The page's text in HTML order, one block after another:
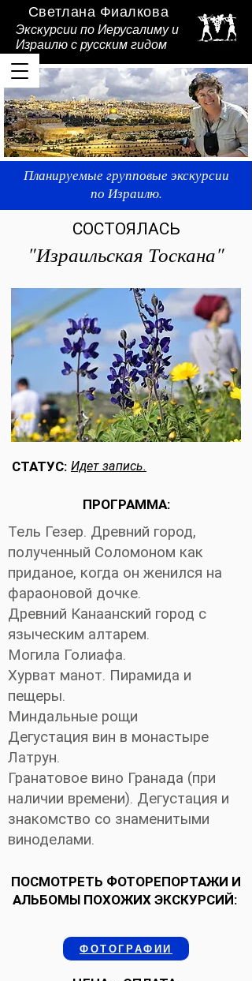
Светлана Фиалкова
Экскурсии по Иерусалиму и
Израилю с русским гидом
Светлана Фиалкова - Ваш гид в
Израиле.
Планируемые групповые экскурсии
по Израилю.
СОСТОЯЛАСЬ
"Израильская Тоскана"
СТАТУС: Идет запись.
ПРОГРАММА:
Тель Гезер. Древний город,
полученный Соломоном как
приданое, когда он женился на
фараоновой дочке.
Древний Канаанский город с
языческим алтарем.
Могила Голиафа.
Хурват манот. Пирамида и
пещеры.
Миндальные рощи
Дегустация вин в монастыре
Латрун.
Гранатовое вино Гранада (при
наличии времени). Дегустация и
знакомство со знаменитыми
виноделами.
ПОСМОТРЕТЬ ФОТОРЕПОРТАЖИ И
АЛЬБОМЫ ПОХОЖИХ ЭКСКУРСИЙ:
ФОТОГРАФИИ